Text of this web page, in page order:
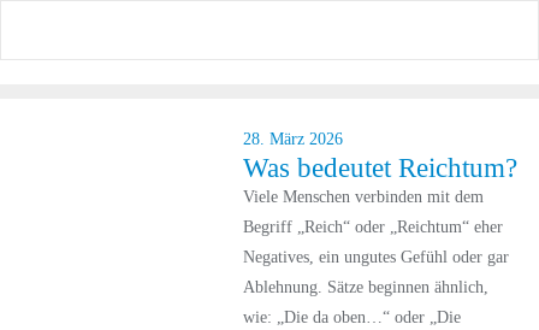
28. März 2026
Was bedeutet Reichtum?
Viele Menschen verbinden mit dem
Begriff „Reich“ oder „Reichtum“ eher
Negatives, ein ungutes Gefühl oder gar
Ablehnung. Sätze beginnen ähnlich,
wie: „Die da oben…“ oder „Die